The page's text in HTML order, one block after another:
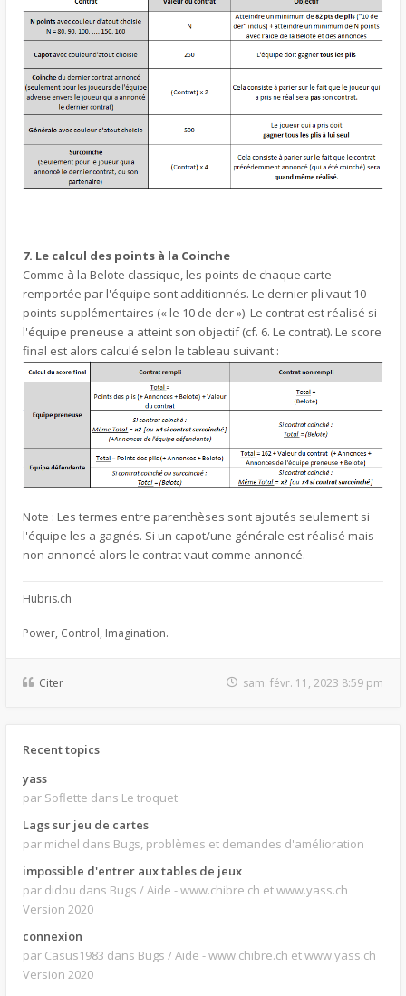
7. Le calcul des points à la Coinche
Comme à la Belote classique, les points de chaque carte
remportée par l'équipe sont additionnés. Le dernier pli vaut 10
points supplémentaires (« le 10 de der »). Le contrat est réalisé si
l'équipe preneuse a atteint son objectif (cf. 6. Le contrat). Le score
final est alors calculé selon le tableau suivant :
Note : Les termes entre parenthèses sont ajoutés seulement si
l'équipe les a gagnés. Si un capot/une générale est réalisé mais
non annoncé alors le contrat vaut comme annoncé.
Hubris.ch
Power, Control, Imagination.
Citer sam. févr. 11, 2023 8:59 pm
Recent topics
yass
par Soflette dans Le troquet
Lags sur jeu de cartes
par michel dans Bugs, problèmes et demandes d'amélioration
impossible d'entrer aux tables de jeux
par didou dans Bugs / Aide - www.chibre.ch et www.yass.ch
Version 2020
connexion
par Casus1983 dans Bugs / Aide - www.chibre.ch et www.yass.ch
Version 2020